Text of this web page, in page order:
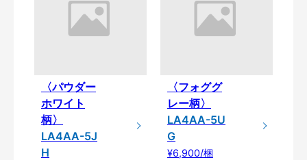
〈パウダー
ホワイト
柄〉
LA4AA-5J
H
〈フォググ
レー柄〉
LA4AA-5U
G
¥6,900/梱